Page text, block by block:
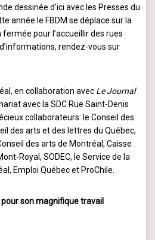
dessinée d’ici avec les Presses du
année le FBDM se déplace sur la
pour l’accueillir des rues
rendez-vous sur
en collaboration avec Le Journal
avec la SDC Rue Saint-Denis
collaborateurs: le Conseil des
des arts et des lettres du Québec,
des arts de Montréal, Caisse
Royal, SODEC, le Service de la
Emploi Québec et ProChile.
son magnifique travail